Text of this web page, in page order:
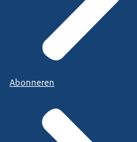
Abonneren